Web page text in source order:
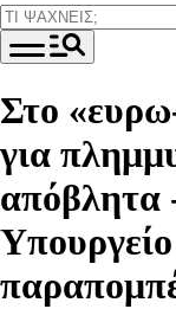
Στο
για
απόβλητα
Υπουργείο